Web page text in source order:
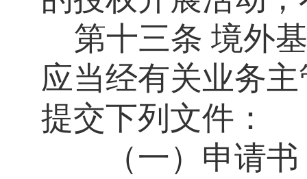
第十三条 境外
应当经有关业务
提交下列文件：
（一）申请书